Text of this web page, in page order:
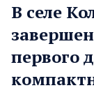
В селе
первого